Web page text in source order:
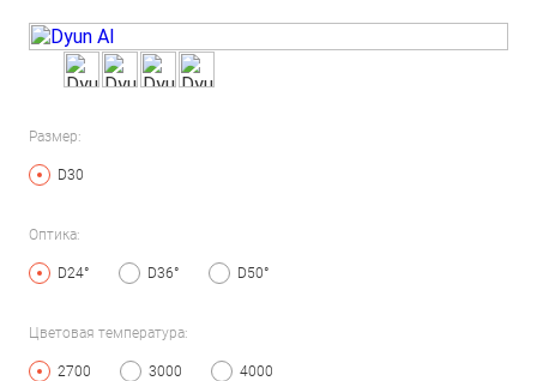
Размер:
D30
Оптика:
D24° D36° D50°
Цветовая температура:
2700 3000 4000